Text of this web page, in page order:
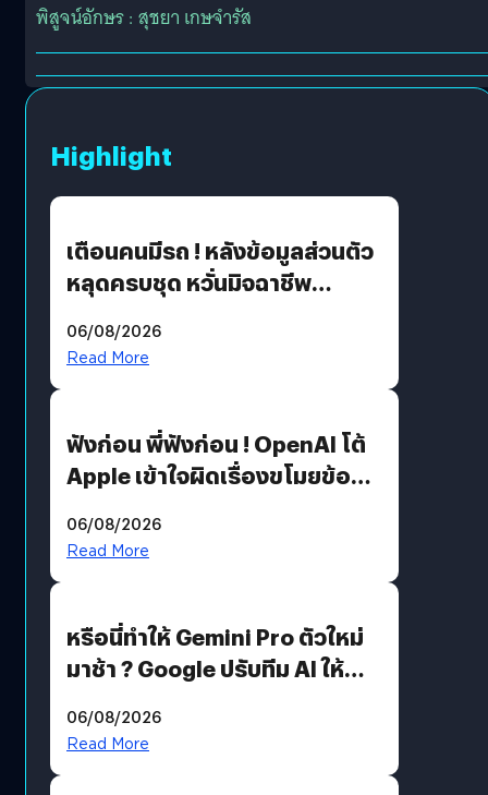
พิสูจน์อักษร : สุชยา เกษจำรัส
Highlight
เตือนคนมีรถ ! หลังข้อมูลส่วนตัว
หลุดครบชุด หวั่นมิจฉาชีพ
รหัสผ่านหลุด ไม่ใช่แฮกเกอร์
06/08/2026
Read More
ฟังก่อน พี่ฟังก่อน ! OpenAI โต้
Apple เข้าใจผิดเรื่องขโมยข้อมูล
06/08/2026
Read More
หรือนี่ทำให้ Gemini Pro ตัวใหม่
มาช้า ? Google ปรับทีม AI ให้
AGI
06/08/2026
Read More